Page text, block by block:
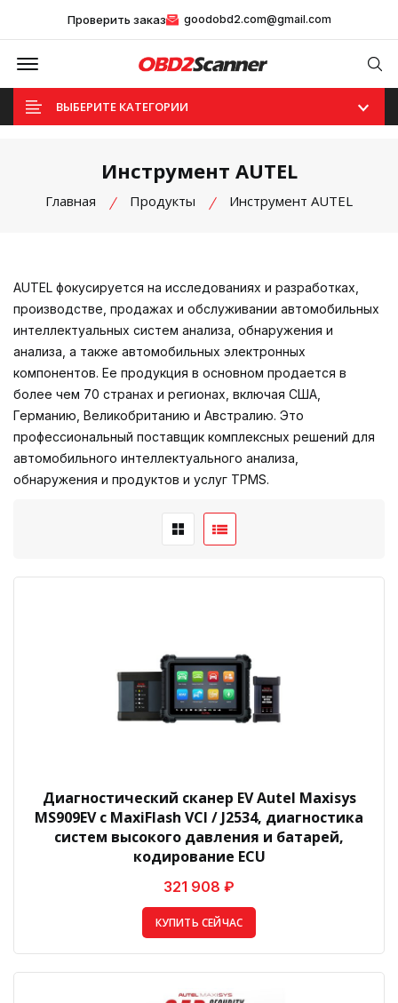
Проверить заказ goodobd2.com@gmail.com
Offcanvas Menu Open
ВЫБЕРИТЕ КАТЕГОРИИ
Инструмент AUTEL
Главная Продукты Инструмент AUTEL
AUTEL фокусируется на исследованиях и разработках,
производстве, продажах и обслуживании автомобильных
интеллектуальных систем анализа, обнаружения и
анализа, а также автомобильных электронных
компонентов. Ее продукция в основном продается в
более чем 70 странах и регионах, включая США,
Германию, Великобританию и Австралию. Это
профессиональный поставщик комплексных решений для
автомобильного интеллектуального анализа,
обнаружения и продуктов и услуг TPMS.
Диагностический сканер EV Autel Maxisys
MS909EV с MaxiFlash VCI / J2534, диагностика
систем высокого давления и батарей,
кодирование ECU
321 908 ₽
КУПИТЬ СЕЙЧАС